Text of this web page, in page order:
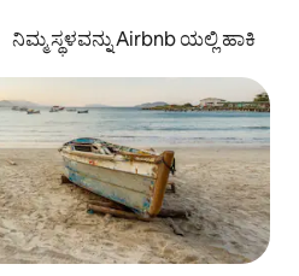
ನಿಮ್ಮ ಸ್ಥಳವನ್ನು Airbnb ಯಲ್ಲಿ ಹಾಕಿ